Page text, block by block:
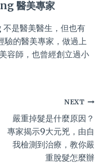
醫美專家
是醫美醫生，但也有
驗的醫美專家，做過上
容師，也曾經創立過小
NEXT
嚴重掉髮是什麼原因？
專家揭示9大元兇，由自
我檢測到治療，教你嚴
重脫髮怎麼辦